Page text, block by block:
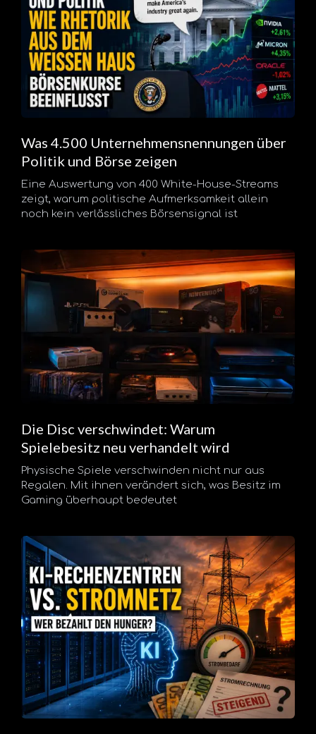
Was 4.500 Unternehmensnennungen über
Politik und Börse zeigen
Eine Auswertung von 400 White-House-Streams
zeigt, warum politische Aufmerksamkeit allein
noch kein verlässliches Börsensignal ist
Die Disc verschwindet: Warum
Spielebesitz neu verhandelt wird
Physische Spiele verschwinden nicht nur aus
Regalen. Mit ihnen verändert sich, was Besitz im
Gaming überhaupt bedeutet